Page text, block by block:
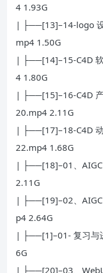
4 1.93G
| ├──[13]–14-logo
mp4 1.50G
| ├──[14]–15-C4D
4 1.80G
| ├──[15]–16-C4D
20.mp4 2.11G
| ├──[17]–18-C4D
22.mp4 1.68G
| ├──[18]–01、
2.11G
| ├──[19]–02、AIGC
p4 2.64G
| ├──[1]–01- 复习与
6G
| ├──[20]–03、